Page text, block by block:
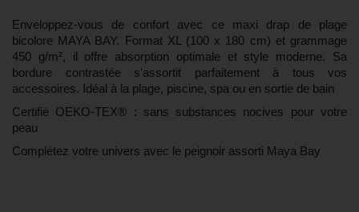
Enveloppez-vous de confort avec ce maxi drap de plage
bicolore MAYA BAY. Format XL (100 x 180 cm) et grammage
450 g/m², il offre absorption optimale et style moderne. Sa
bordure contrastée s'assortit parfaitement à tous vos
accessoires. Idéal à la plage, piscine, spa ou en sortie de bain
Certifié OEKO-TEX® : sans substances nocives pour votre
peau
Complétez votre univers avec le peignoir assorti Maya Bay